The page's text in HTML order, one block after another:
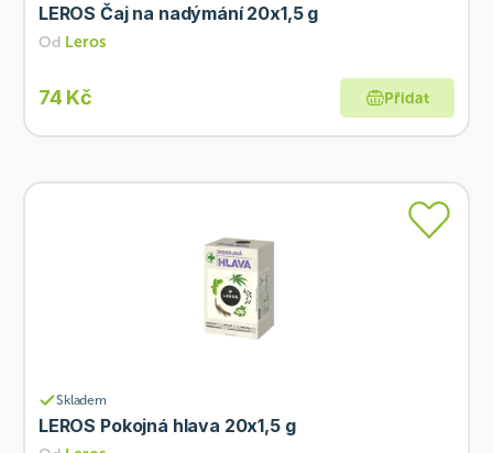
LEROS Čaj na nadýmání 20x1,5 g
Od Leros
74 Kč Přidat
Skladem
LEROS Pokojná hlava 20x1,5 g